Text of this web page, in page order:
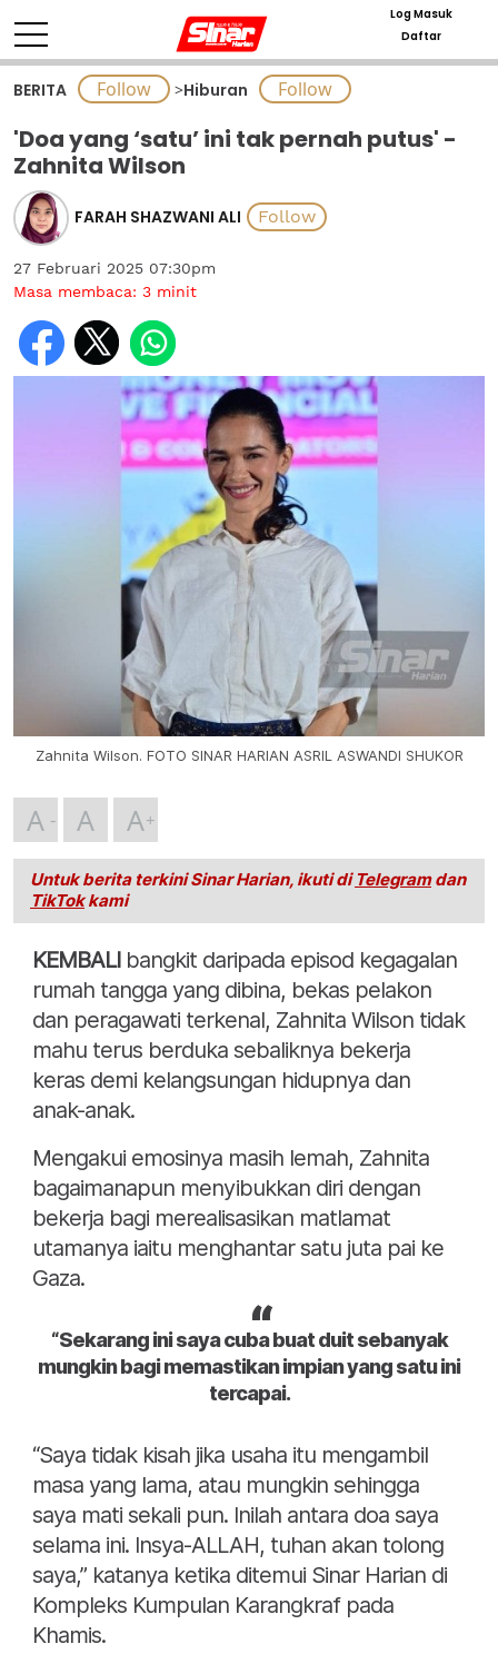
Log Masuk
Daftar
BERITA >Hiburan
'Doa yang ‘satu’ ini tak pernah putus' -
Zahnita Wilson
FARAH SHAZWANI ALI
27 Februari 2025 07:30pm
Masa membaca: 3 minit
Zahnita Wilson. FOTO SINAR HARIAN ASRIL ASWANDI SHUKOR
A A A
Untuk berita terkini Sinar Harian, ikuti di Telegramdan
TikTokkami
KEMBALI bangkit daripada episod kegagalan
rumah tangga yang dibina, bekas pelakon
dan peragawati terkenal, Zahnita Wilson tidak
mahu terus berduka sebaliknya bekerja
keras demi kelangsungan hidupnya dan
anak-anak.
Mengakui emosinya masih lemah, Zahnita
bagaimanapun menyibukkan diri dengan
bekerja bagi merealisasikan matlamat
utamanya iaitu menghantar satu juta pai ke
Gaza.
“Sekarang ini saya cuba buat duit sebanyak
mungkin bagi memastikan impian yang satu ini
tercapai.
“Saya tidak kisah jika usaha itu mengambil
masa yang lama, atau mungkin sehingga
saya mati sekali pun. Inilah antara doa saya
selama ini. Insya-ALLAH, tuhan akan tolong
saya,” katanya ketika ditemui Sinar Harian di
Kompleks Kumpulan Karangkraf pada
Khamis.